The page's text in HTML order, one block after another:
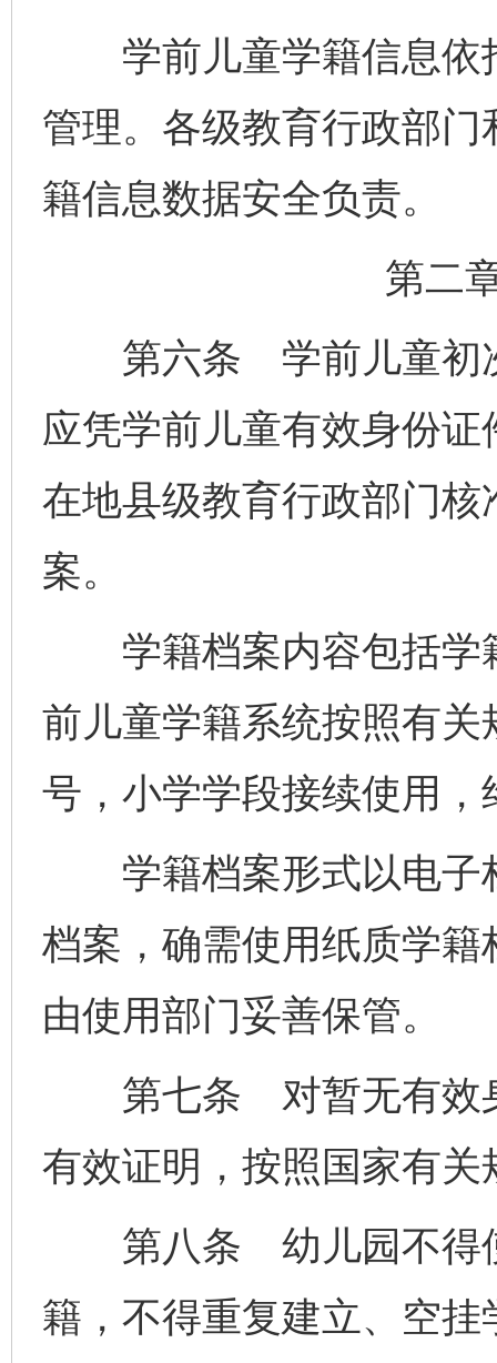
学前儿童学籍信息依
管理。各级教育行政部
籍信息数据安全负责。
第二
第六条 学前儿童初次
应凭学前儿童有效身份
在地县级教育行政部门
案。
学籍档案内容包括学
前儿童学籍系统按照有
号，小学学段接续使用，
学籍档案形式以电子
档案，确需使用纸质学
由使用部门妥善保管。
第七条 对暂无有效身
有效证明，按照国家有
第八条 幼儿园不得使
籍，不得重复建立、空挂